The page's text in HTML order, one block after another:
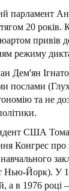
парламент
20
привів
режиму
Дем'ян
послами
та не
США
Конгрес
Нью-Йорк). У
а в 1976 році